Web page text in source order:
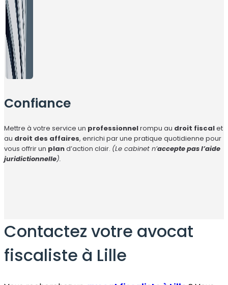
Confiance
Mettre à votre service un professionnelrompu au droit fiscalet
au droit des affaires, enrichi par une pratique quotidienne pour
vous offrir un pland’action clair. (Le cabinet n’accepte pas l’aide
juridictionnelle).
Contactez votre avocat
fiscaliste à Lille